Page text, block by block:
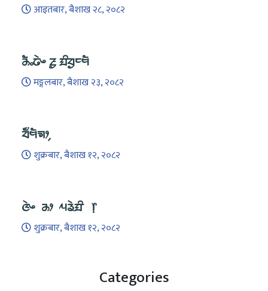
आइतबार, बैशाख २८, २०८२
ᤌᤠᤱᤒᤧᤴ ᤏᤢ ᤀᤡᤔᤢᤰᤗᤠ
मङ्गलबार, बैशाख २३, २०८२
ᤔᤠ᤺ᤗᤠᤈᤣ᤹
शुक्रबार, बैशाख १२, २०८२
ᤜᤧᤴ ᤌᤣ ᤘᤕᤧᤀᤡ ᥅
शुक्रबार, बैशाख १२, २०८२
Categories